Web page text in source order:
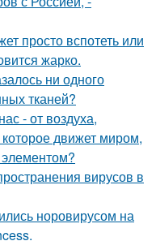
просто вспотеть или
жарко.
ни одного
тканей?
- от воздуха,
движет миром,
вирусов в
норовирусом на